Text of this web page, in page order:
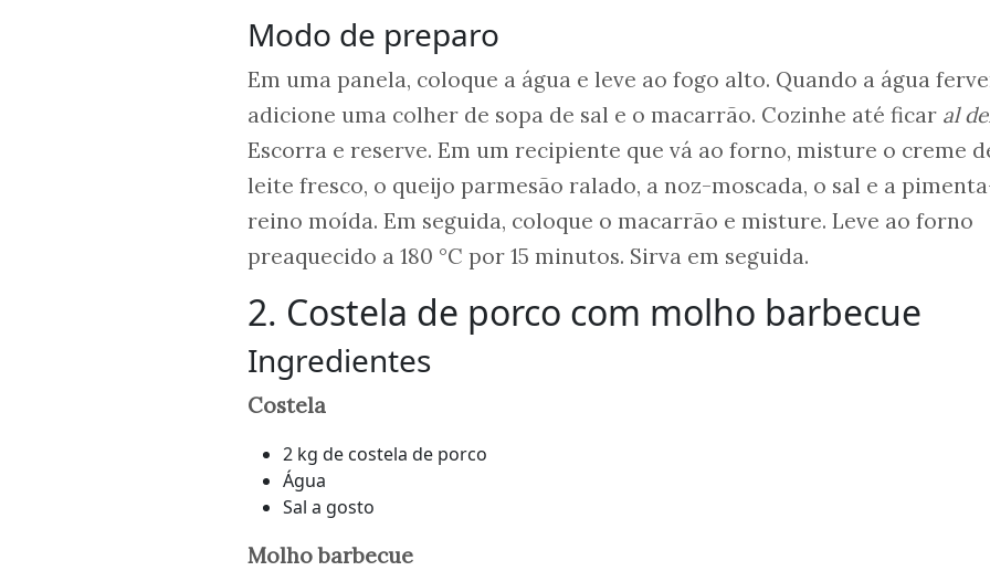
Modo de preparo
Em uma panela, coloque a água e leve ao fogo alto. Quando a água
adicione uma colher de sopa de sal e o macarrão. Cozinhe até ficar al
Escorra e reserve. Em um recipiente que vá ao forno, misture o creme
leite fresco, o queijo parmesão ralado, a noz-moscada, o sal e a
reino moída. Em seguida, coloque o macarrão e misture. Leve ao forno
preaquecido a 180 °C por 15 minutos. Sirva em seguida.
2. Costela de porco com molho barbecue
Ingredientes
Costela
2 kg de costela de porco
Água
Sal a gosto
Molho barbecue